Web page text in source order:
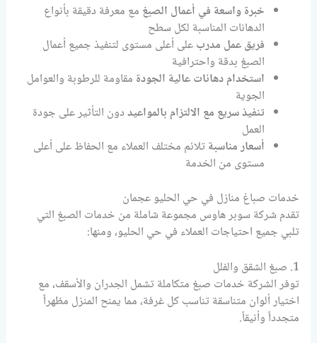
خبرة واسعة في أعمال الصبغ مع معرفة دقيقة بأنواع
الدهانات المناسبة لكل سطح
فريق عمل مدربعلى أعلى مستوى لتنفيذ جميع أعمال
الصبغ بدقة واحترافية
استخدام دهانات عالية الجودة مقاومة للرطوبة والعوامل
الجوية
تنفيذ سريع مع الالتزام بالمواعيددون التأثير على جودة
العمل
أسعار مناسبةتلائم مختلف العملاء مع الحفاظ على أعلى
مستوى من الخدمة
خدمات صباغ منازل في حي الحليو عجمان
تقدم شركة سوبر هاوس مجموعة شاملة من خدمات الصبغ التي
تلبي جميع احتياجات العملاء في حي الحليو، ومنها:
1. صبغ الشقق والفلل
توفر الشركة خدمات صبغ متكاملة تشمل الجدران والأسقف، مع
اختيار ألوان متناسقة تناسب كل غرفة، مما يمنح المنزل مظهراً
متجدداً وأنيقاً.